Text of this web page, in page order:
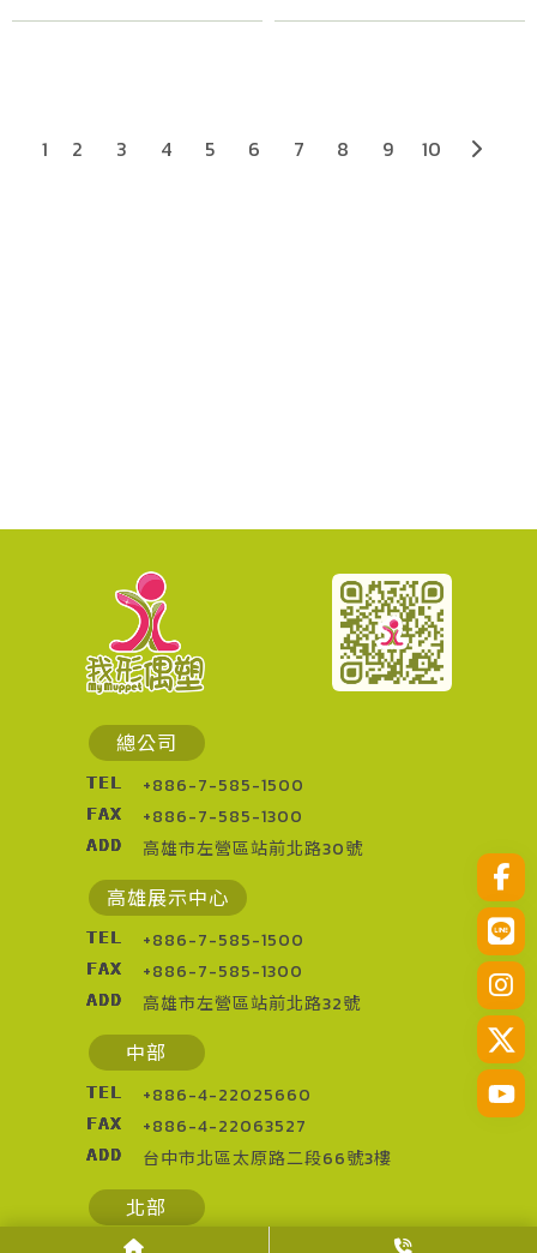
1 2 3 4 5 6 7 8 9 10
總公司
TEL +886-7-585-1500
FAX +886-7-585-1300
ADD 高雄市左營區站前北路30號
高雄展示中心
TEL +886-7-585-1500
FAX +886-7-585-1300
ADD 高雄市左營區站前北路32號
中部
TEL +886-4-22025660
FAX +886-4-22063527
ADD 台中市北區太原路二段66號3樓
北部